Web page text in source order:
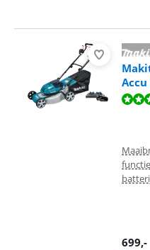
Accu
Beoordeling is 8,8 van de 10,
functie
699,-